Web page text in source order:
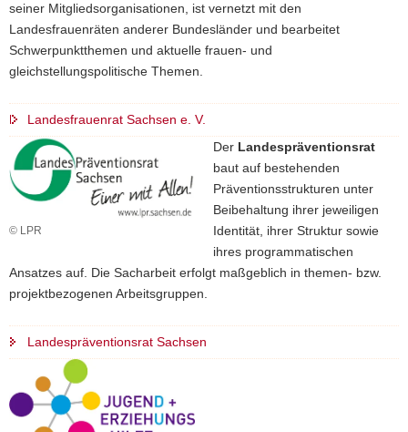
seiner Mitgliedsorganisationen, ist vernetzt mit den
Landesfrauenräten anderer Bundesländer und bearbeitet
Schwerpunktthemen und aktuelle frauen- und
gleichstellungspolitische Themen.
Landesfrauenrat Sachsen e. V.
© LPR
Der Landespräventionsrat
baut auf bestehenden
Präventionsstrukturen unter
Beibehaltung ihrer jeweiligen
Identität, ihrer Struktur sowie
ihres programmatischen
Ansatzes auf. Die Sacharbeit erfolgt maßgeblich in themen- bzw.
projektbezogenen Arbeitsgruppen.
Landespräventionsrat Sachsen